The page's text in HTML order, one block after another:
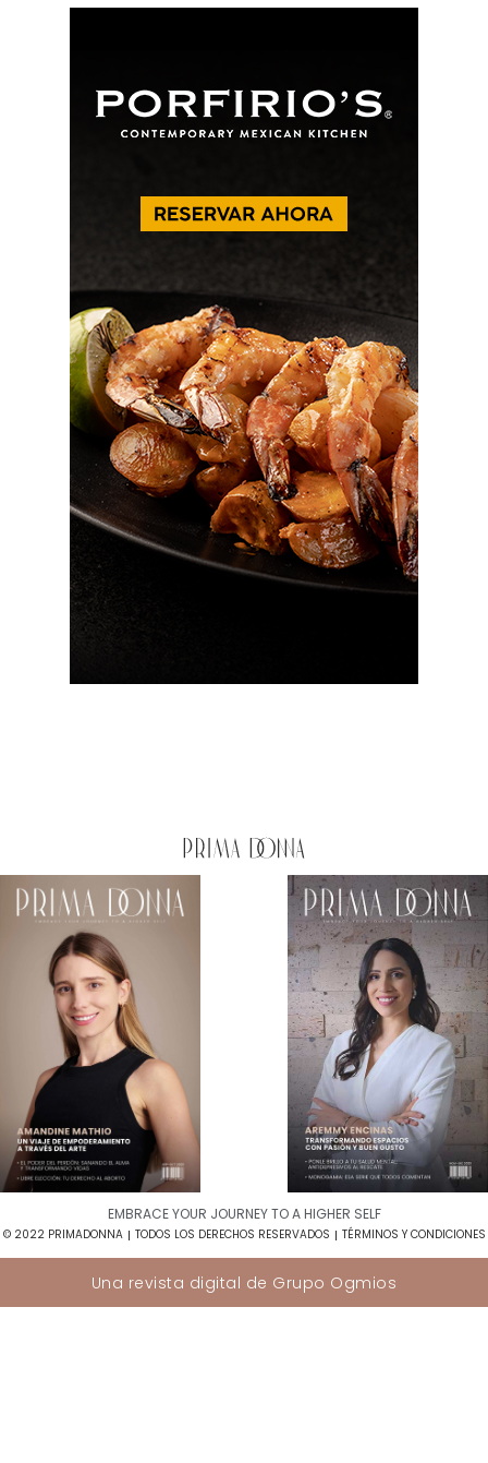
EMBRACE YOUR JOURNEY TO A HIGHER SELF​
© 2022 PRIMADONNA TODOS LOS DERECHOS RESERVADOS TÉRMINOS Y CONDICIONES
Una revista digital de Grupo Ogmios